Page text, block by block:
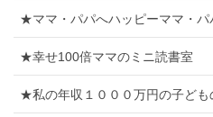
★ママ・パパへハッピーママ・パ
★幸せ100倍ママのミニ読書室
★私の年収１０００万円の子ども